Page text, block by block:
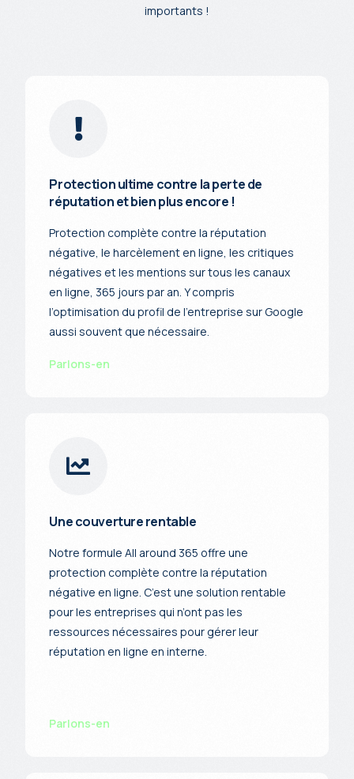
importants !
Protection ultime contre la perte de
réputation et bien plus encore !
Protection complète contre la réputation
négative, le harcèlement en ligne, les critiques
négatives et les mentions sur tous les canaux
en ligne, 365 jours par an. Y compris
l’optimisation du profil de l’entreprise sur Google
aussi souvent que nécessaire.
Parlons-en
Une couverture rentable
Notre formule All around 365 offre une
protection complète contre la réputation
négative en ligne. C’est une solution rentable
pour les entreprises qui n’ont pas les
ressources nécessaires pour gérer leur
réputation en ligne en interne.
Parlons-en